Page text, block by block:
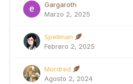
Gargaroth
Marzo 2, 2025
Spellman
Febrero 2, 2025
Mordred
Agosto 2, 2024